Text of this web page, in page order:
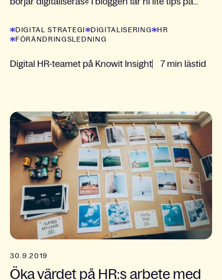
DIGITAL STRATEGI DIGITALISERING
HR
FÖRÄNDRINGSLEDNING
Digital HR-teamet på Knowit Insight 7 min lästid
30.9.2019
Öka värdet på HR:s arbete med